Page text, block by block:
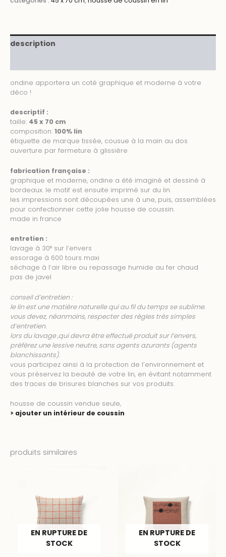
description
ondine apportera un coté graphique et moderne à votre
déco !
descriptif :
taille: 45 x 70 cm
composition: 100% lin
étiquette de marque tissée, cousue à la main au dos
ouverture par fermeture à glissière
fabrication française :
graphique et moderne, ondine a été imaginé et dessiné à
bordeaux. le motif est ensuite imprimé sur du lin.
les impressions sont découpées une à une, puis, assemblées
pour confectionner cette jolie housse de coussin.
made in france
entretien :
lavage à 30° sur l’envers
essorage à 600 tours maxi
séchage à l’air libre ou repassage humide au fer chaud
pas de javel
conseil d’entretien :
le lin est une matière naturelle qui au fil du temps se sublime.
vous devez, néanmoins, respecter des règles très simples
d’entretien.
lors du lavage ,qui devra être effectué produit sur l’envers,
préférez une lessive neutre, sans agents azurants (agents
blanchissants).
vous participez ainsi à la protection de l’environnement et
vous préservez la beauté de votre lin, en évitant notamment
des traces de brisures blanches sur vos produits.
housse de coussin vendue seule,
> ajouter un intérieur de coussin
produits similaires
EN RUPTURE DE
STOCK
EN RUPTURE DE
STOCK